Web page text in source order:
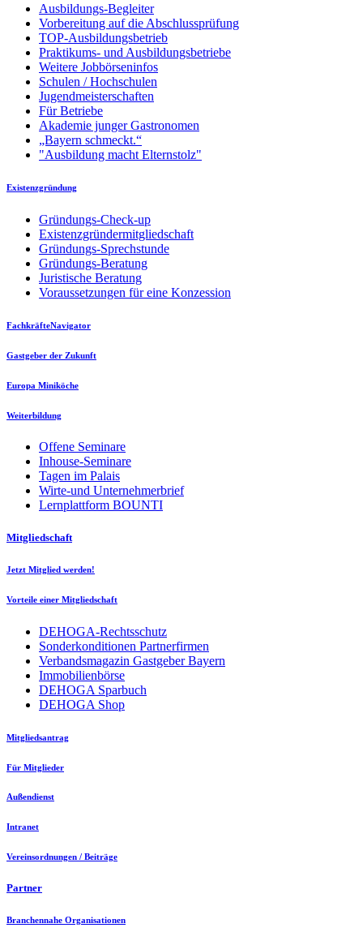
Ausbildungs-Begleiter
Vorbereitung auf die Abschlussprüfung
TOP-Ausbildungsbetrieb
Praktikums- und Ausbildungsbetriebe
Weitere Jobbörseninfos
Schulen / Hochschulen
Jugendmeisterschaften
Für Betriebe
Akademie junger Gastronomen
„Bayern schmeckt.“
"Ausbildung macht Elternstolz"
Existenzgründung
Gründungs-Check-up
Existenzgründermitgliedschaft
Gründungs-Sprechstunde
Gründungs-Beratung
Juristische Beratung
Voraussetzungen für eine Konzession
FachkräfteNavigator
Gastgeber der Zukunft
Europa Miniköche
Weiterbildung
Offene Seminare
Inhouse-Seminare
Tagen im Palais
Wirte-und Unternehmerbrief
Lernplattform BOUNTI
Mitgliedschaft
Jetzt Mitglied werden!
Vorteile einer Mitgliedschaft
DEHOGA-Rechtsschutz
Sonderkonditionen Partnerfirmen
Verbandsmagazin Gastgeber Bayern
Immobilienbörse
DEHOGA Sparbuch
DEHOGA Shop
Mitgliedsantrag
Für Mitglieder
Außendienst
Intranet
Vereinsordnungen / Beiträge
Partner
Branchennahe Organisationen